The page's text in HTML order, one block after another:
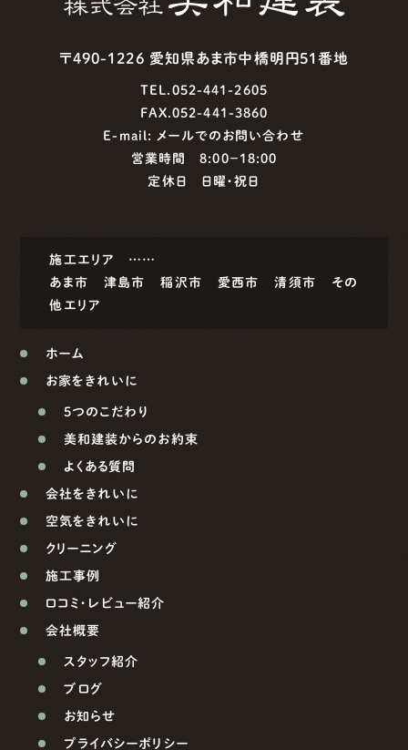
〒490-1226 愛知県あま市中橋明円51番地
TEL.052-441-2605
FAX.052-441-3860
E-mail: メールでのお問い合わせ
営業時間 8:00−18:00
定休日 日曜・祝日
施工エリア ……
あま市
津島市 稲沢市 愛西市 清須市
その
他エリア
ホーム
お家をきれいに
5つのこだわり
美和建装からのお約束
よくある質問
会社をきれいに
空気をきれいに
クリーニング
施工事例
口コミ・レビュー紹介
会社概要
スタッフ紹介
ブログ
お知らせ
プライバシーポリシー